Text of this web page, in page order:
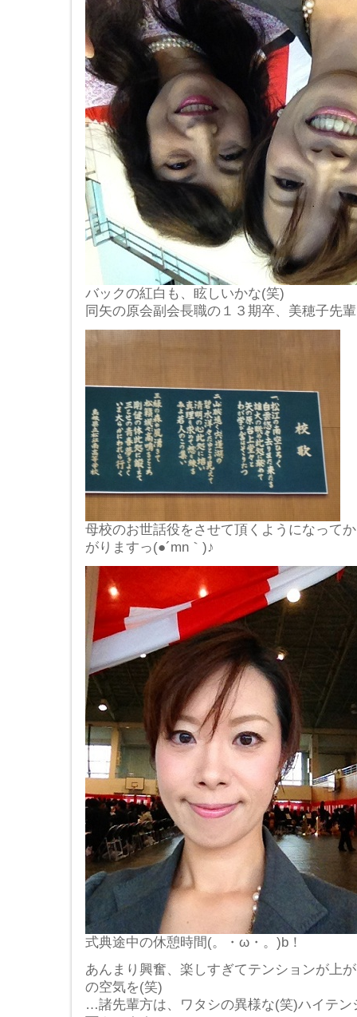
バックの紅白も、眩しいかな(笑)
同矢の原会副会長職の１３期卒、美穂子先
母校のお世話役をさせて頂くようになって
がりますっ(●´mn｀)♪
式典途中の休憩時間(。・ω・。)b！
あんまり興奮、楽しすぎてテンションが上
の空気を(笑)
…諸先輩方は、ワタシの異様な(笑)ハイテン